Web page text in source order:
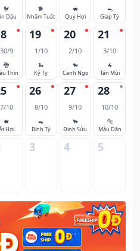
🐓
Dậu
🐕
Nhâm Tuất
🐖
Quý Hợi
🐀
Giáp Tý
30/9
🐉
Thìn
19
1/10
🐍
Kỷ Tỵ
20
2/10
🐎
Canh Ngọ
21
3/10
🐐
Tân Mùi
7/10
🐖
Hợi
26
8/10
🐀
Bính Tý
27
9/10
🐂
Đinh Sửu
28
10/10
🐅
Mậu Dần
3 4 5